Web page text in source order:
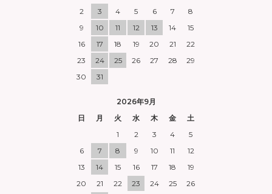
2
3 4 5 6 7
8
9
10 11 12 13 14
15
16
17 18 19 20 21
22
23
24 25 26 27 28
29
30
31
2026年9月
日
月 火 水 木 金
土
1
2 3 4
5
6
7 8 9 10 11
12
13
14 15 16 17 18
19
20
21 22 23 24 25
26